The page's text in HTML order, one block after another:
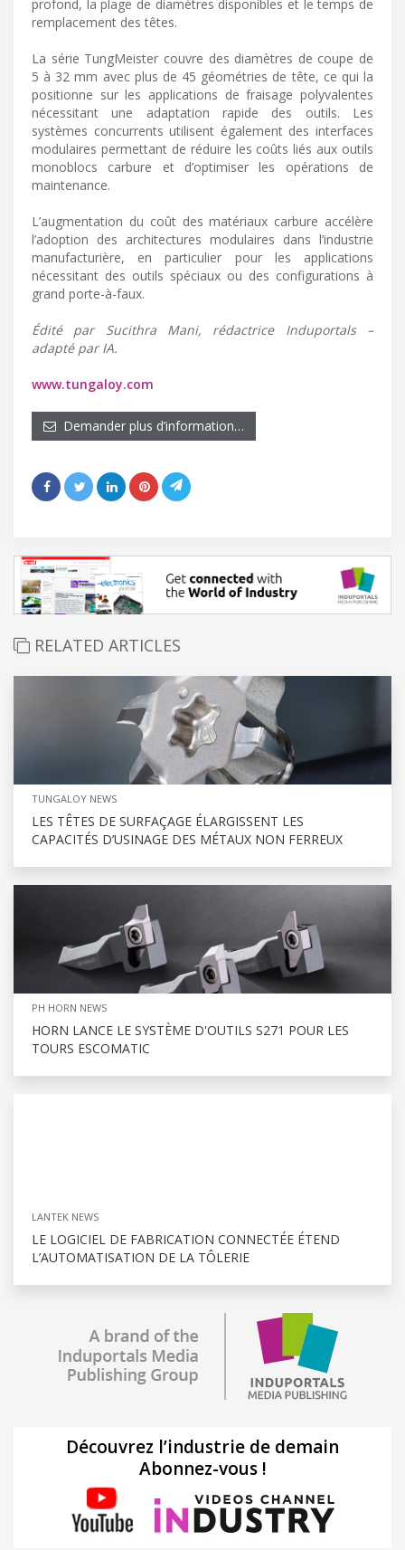
profond, la plage de diamètres disponibles et le temps de
remplacement des têtes.
La série TungMeister couvre des diamètres de coupe de
5 à 32 mm avec plus de 45 géométries de tête, ce qui la
positionne sur les applications de fraisage polyvalentes
nécessitant une adaptation rapide des outils. Les
systèmes concurrents utilisent également des interfaces
modulaires permettant de réduire les coûts liés aux outils
monoblocs carbure et d’optimiser les opérations de
maintenance.
L’augmentation du coût des matériaux carbure accélère
l’adoption des architectures modulaires dans l’industrie
manufacturière, en particulier pour les applications
nécessitant des outils spéciaux ou des configurations à
grand porte-à-faux.
Édité par Sucithra Mani, rédactrice Induportals –
adapté par IA.
www.tungaloy.com
Demander plus d’information…
RELATED ARTICLES
TUNGALOY NEWS
LES TÊTES DE SURFAÇAGE ÉLARGISSENT LES
CAPACITÉS D’USINAGE DES MÉTAUX NON FERREUX
PH HORN NEWS
HORN LANCE LE SYSTÈME D'OUTILS S271 POUR LES
TOURS ESCOMATIC
LANTEK NEWS
LE LOGICIEL DE FABRICATION CONNECTÉE ÉTEND
L’AUTOMATISATION DE LA TÔLERIE
Découvrez l’industrie de demain
Abonnez-vous !